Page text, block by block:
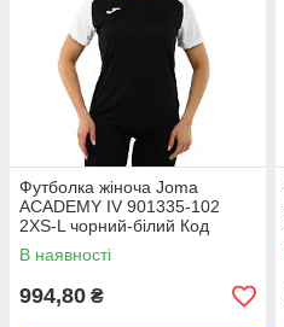
Футболка жіноча Joma
ACADEMY IV 901335-102
2XS-L чорний-білий Код
901335-102
В наявності
994,80 ₴